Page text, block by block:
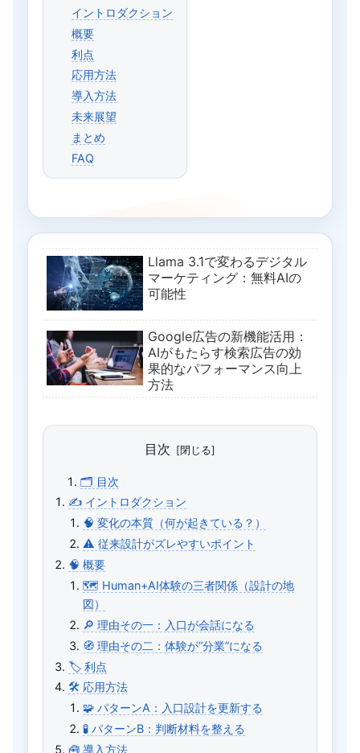
イントロダクション
概要
利点
応用方法
導入方法
未来展望
まとめ
FAQ
Llama 3.1で変わるデジタル
マーケティング：無料AIの
可能性
Google広告の新機能活用：
AIがもたらす検索広告の効
果的なパフォーマンス向上
方法
目次
🗂 目次
✍️ イントロダクション
🧠 変化の本質（何が起きている？）
⚠️ 従来設計がズレやすいポイント
🧠 概要
🗺️ Human+AI体験の三者関係（設計の地
図）
🔎 理由その一：入口が会話になる
🧭 理由その二：体験が“分業”になる
🏷️ 利点
🛠️ 応用方法
🧩 パターンA：入口設計を更新する
🧪 パターンB：判断材料を整える
🧰 導入方法